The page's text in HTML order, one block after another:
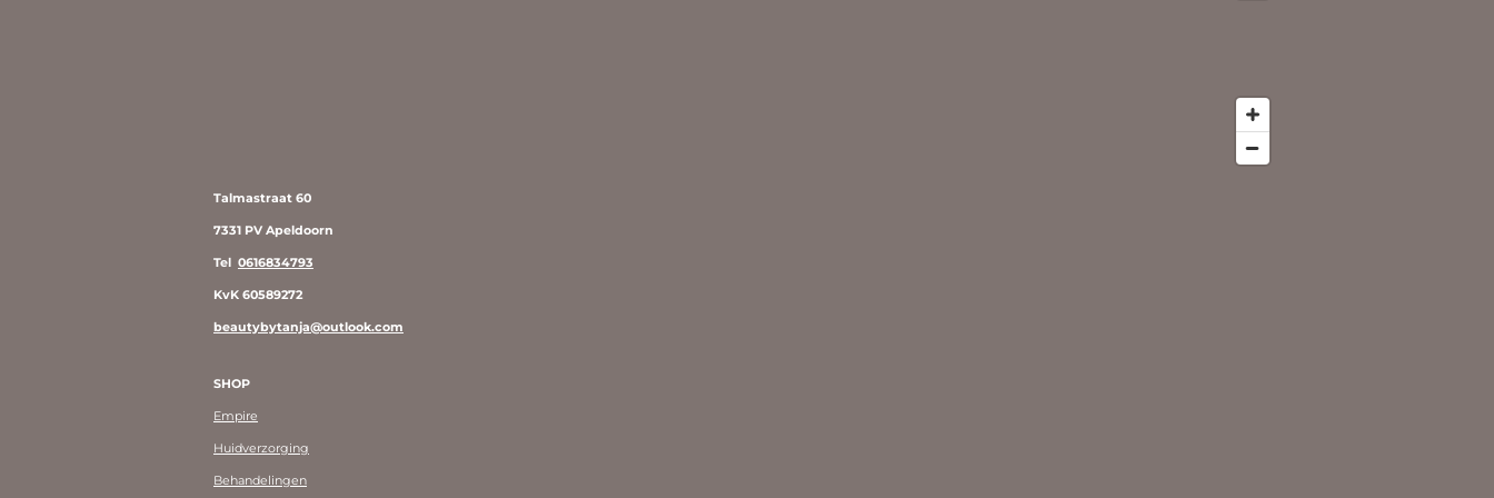
Talmastraat 60
7331 PV Apeldoorn
Tel 0616834793
KvK 60589272
beautybytanja@outlook.com
SHOP
Empire
Huidverzorging
Behandelingen